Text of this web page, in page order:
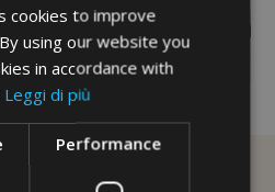
cookies to improve
using our website you
in accordance with
Leggi di più
Performance